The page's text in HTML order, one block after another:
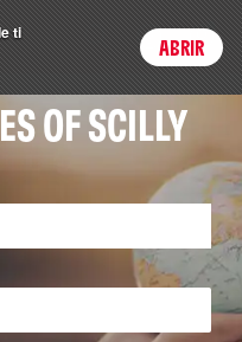
Login
OF SCILLY
ti
ABRIR